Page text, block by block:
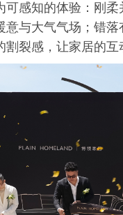
可感知的体验：刚
意与大气气场；错
割裂感，让家居的